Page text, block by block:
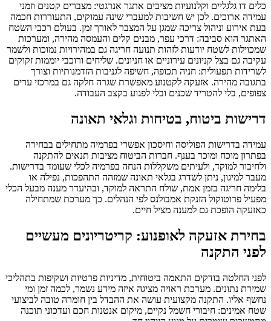
כלים דו גלגליים וקלנועיות מציבים אתגר אנרגטי: מצברים קטנים וזמני
עמידה ארוכים. לכן יש חשיבות למעברי שינה עמוקים, התעוררות חכמה
בעת אירוע וניהול צריכה שמגן על המצבר לאורך זמן. בעולם רכבי השטח
האתגר הוא סביבה: דרכי עפר, מבנים קלים והעמסה מהירה, ומערכות
שמכוילות לשטח יודעות לזהות תנועה חריגה גם במהירויות נמוכות ולשמר
עקיבה גם בצל קניונים עירוניים או חניונים. שליחים ורוכבי יוממות זקוקים
לשרידות תפעולית: חניה תכופה, חשיפה לגניבות הזדמנותיות וצורך
בתגובה מהירה. אזעקה לקטנוע מאפשרת שגרה חלקה גם במרכזי ערים
צפופים, בלי להטריד שכנים ובלי לפגוע בקצב העבודה.
דרישות ביטוח, בטיחות וגלאי תאונה
עמידה בדרישות הפוליסה וחיסכון אפשרי בפרמיה מתחילים בבחירה
בפתרון מוכח ומוכר בענף. חברות הביטוח מציבות תנאים להתקנה
ולחיבור למוקד, ולעיתים משקללות הנחה בפרמיה לכלי שעומד בדרישות.
מעבר למיגון, ניתן לשדרג בגלאי תאונה שמזהה התהפכות, נפילה או
בלימה חריגה בזמן אמת, שולח התראה למוקד, ובהיעדר מענה מבעל הכלי
מפעיל פרוטוקול הזנקת אמבולנס לפי הנהלים. כך מערכת שמתחילה
כאזעקה הופכת גם למענה מציל חיים.
בחירת אזעקה לאופנוע: קריטריונים מעשיים
לפני התקנה
לפני החלטה בודקים התאמה ביטוחית, מדיניות פרטיות ושקיפות בתהליכי
שמירת נתונים. מערכת ראויה מציגה איזה מידע נשמר, לכמה זמן ומי
נחשף אליו. התקנה מקצועית עושה את ההבדל בין חומרה טובה לביצועי
שטח אמינים: חיבורי חשמל נקיים, מיקום אנטנות חכם ועדכוני תוכנה